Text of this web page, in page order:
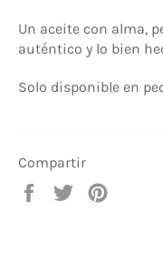
Un aceite con alma,
auténtico y lo bien
Solo disponible en
Compartir
Compartir
Tuitear